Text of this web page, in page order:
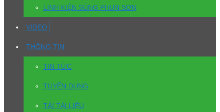
LINH KIỆN SÚNG PHUN SƠN
VIDEO
THÔNG TIN
TIN TỨC
TUYỂN DỤNG
TẢI TÀI LIỆU